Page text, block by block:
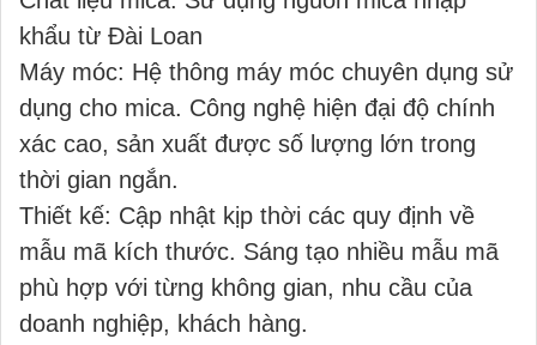
khẩu từ Đài Loan
Máy móc: Hệ thông máy móc chuyên dụng sử
dụng cho mica. Công nghệ hiện đại độ chính
xác cao, sản xuất được số lượng lớn trong
thời gian ngắn.
Thiết kế: Cập nhật kịp thời các quy định về
mẫu mã kích thước. Sáng tạo nhiều mẫu mã
phù hợp với từng không gian, nhu cầu của
doanh nghiệp, khách hàng.